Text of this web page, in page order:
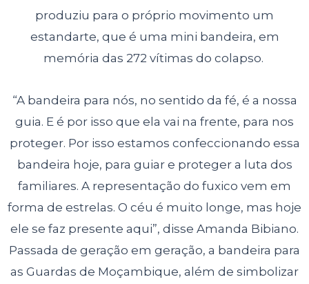
produziu para o próprio movimento um
estandarte, que é uma mini bandeira, em
memória das 272 vítimas do colapso.
“A bandeira para nós, no sentido da fé, é a nossa
guia. E é por isso que ela vai na frente, para nos
proteger. Por isso estamos confeccionando essa
bandeira hoje, para guiar e proteger a luta dos
familiares. A representação do fuxico vem em
forma de estrelas. O céu é muito longe, mas hoje
ele se faz presente aqui”, disse Amanda Bibiano.
Passada de geração em geração, a bandeira para
as Guardas de Moçambique, além de simbolizar